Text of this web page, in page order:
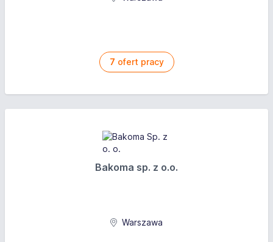
7 ofert pracy
Bakoma sp. z o.o.
Warszawa